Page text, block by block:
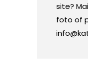
site?
foto of